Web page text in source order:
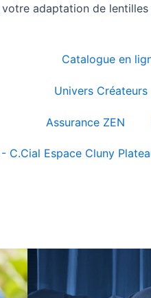
adaptation de
Catalogue en
Univers Créateurs
Assurance ZEN
- C.Cial Espace Cluny